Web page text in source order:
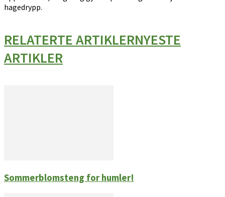
hagedrypp.
RELATERTE ARTIKLERNYESTE
ARTIKLER
Sommerblomsteng for humler!